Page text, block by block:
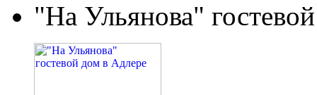
"На Ульянова"